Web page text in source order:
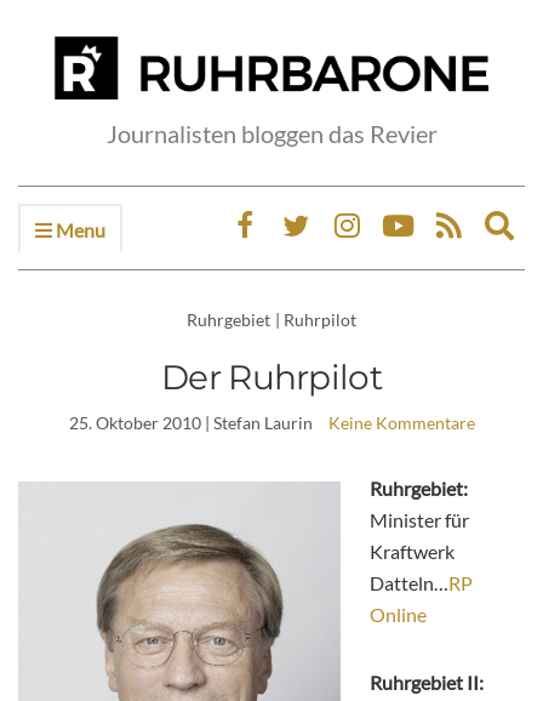
Journalisten bloggen das Revier
Menu
Ruhrgebiet | Ruhrpilot
Der Ruhrpilot
25. Oktober 2010| Stefan Laurin Keine Kommentare
Ruhrgebiet:
Minister für
Kraftwerk
Datteln…RP
Online
Ruhrgebiet II: